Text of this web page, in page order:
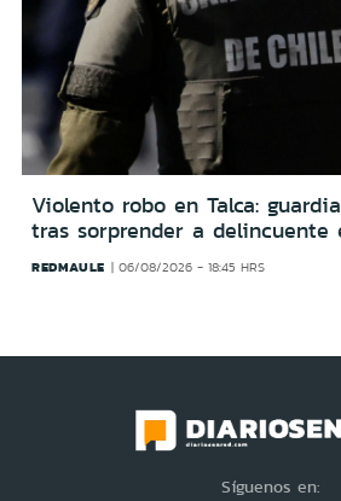
Violento robo en Talca:
tras sorprender a delincuente
REDMAULE 06/08/2026 - 18:45 HRS
Síguenos en: